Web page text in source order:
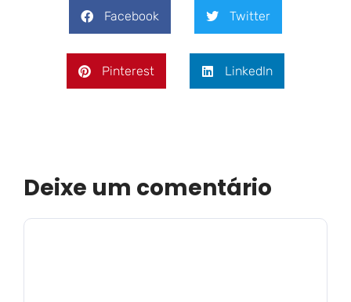
Facebook Twitter
Pinterest LinkedIn
Deixe um comentário